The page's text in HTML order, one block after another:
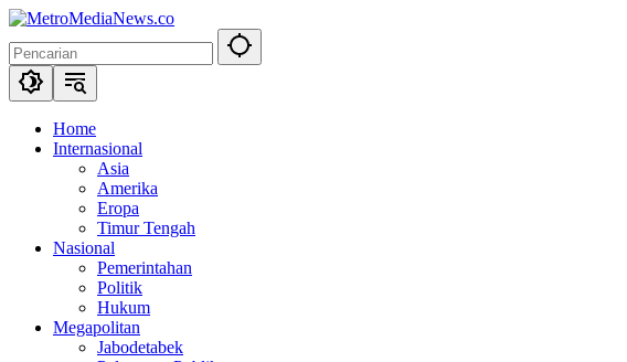
Langsung
konten
Home
Internasional
Asia
Amerika
Eropa
Timur Tengah
Nasional
Pemerintahan
Politik
Hukum
Megapolitan
Jabodetabek